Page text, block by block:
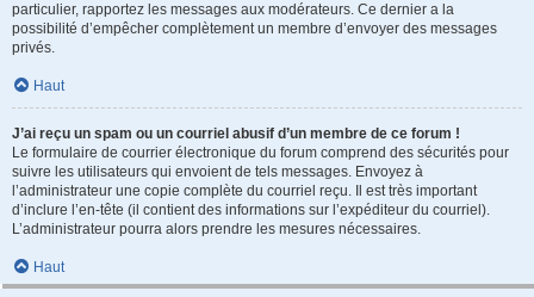
particulier, rapportez les messages aux modérateurs. Ce dernier a la
possibilité d’empêcher complètement un membre d’envoyer des messages
privés.
Haut
J’ai reçu un spam ou un courriel abusif d’un membre de ce forum !
Le formulaire de courrier électronique du forum comprend des sécurités pour
suivre les utilisateurs qui envoient de tels messages. Envoyez à
l’administrateur une copie complète du courriel reçu. Il est très important
d’inclure l’en-tête (il contient des informations sur l’expéditeur du courriel).
L’administrateur pourra alors prendre les mesures nécessaires.
Haut